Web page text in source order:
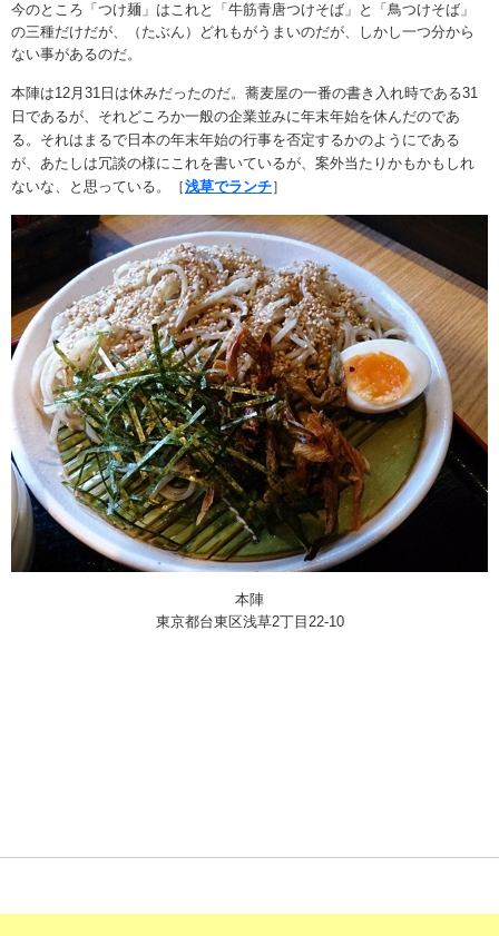
今のところ「つけ麺」はこれと「牛筋青唐つけそば」と「鳥つけそば」
の三種だけだが、（たぶん）どれもがうまいのだが、しかし一つ分から
ない事があるのだ。
本陣は12月31日は休みだったのだ。 蕎麦屋の一番の書き入れ時である31
日であるが、 それどころか一般の企業並みに年末年始を休んだのであ
る。それはまるで日本の年末年始の行事を否定するかのようにである
が、あたしは冗談の様にこれを書いているが、案外当たりかもかもしれ
ないな、と思っている。［浅草でランチ］
本陣
東京都台東区浅草2丁目22-10